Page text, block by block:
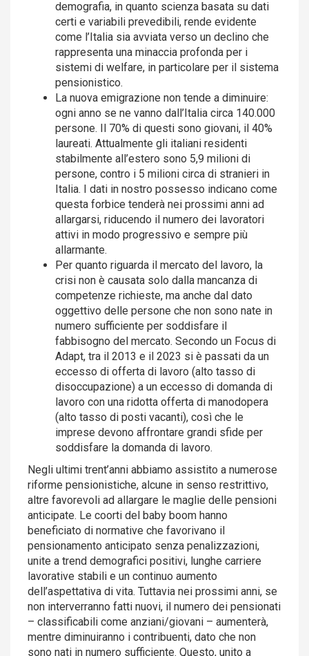
demografia, in quanto scienza basata su dati
certi e variabili prevedibili, rende evidente
come l’Italia sia avviata verso un declino che
rappresenta una minaccia profonda per i
sistemi di welfare, in particolare per il sistema
pensionistico.
La nuova emigrazione non tende a diminuire:
ogni anno se ne vanno dall’Italia circa 140.000
persone. Il 70% di questi sono giovani, il 40%
laureati. Attualmente gli italiani residenti
stabilmente all’estero sono 5,9 milioni di
persone, contro i 5 milioni circa di stranieri in
Italia. I dati in nostro possesso indicano come
questa forbice tenderà nei prossimi anni ad
allargarsi, riducendo il numero dei lavoratori
attivi in modo progressivo e sempre più
allarmante.
Per quanto riguarda il mercato del lavoro, la
crisi non è causata solo dalla mancanza di
competenze richieste, ma anche dal dato
oggettivo delle persone che non sono nate in
numero sufficiente per soddisfare il
fabbisogno del mercato. Secondo un Focus di
Adapt, tra il 2013 e il 2023 si è passati da un
eccesso di offerta di lavoro (alto tasso di
disoccupazione) a un eccesso di domanda di
lavoro con una ridotta offerta di manodopera
(alto tasso di posti vacanti), così che le
imprese devono affrontare grandi sfide per
soddisfare la domanda di lavoro.
Negli ultimi trent’anni abbiamo assistito a numerose
riforme pensionistiche, alcune in senso restrittivo,
altre favorevoli ad allargare le maglie delle pensioni
anticipate. Le coorti del baby boom hanno
beneficiato di normative che favorivano il
pensionamento anticipato senza penalizzazioni,
unite a trend demografici positivi, lunghe carriere
lavorative stabili e un continuo aumento
dell’aspettativa di vita. Tuttavia nei prossimi anni, se
non interverranno fatti nuovi, il numero dei pensionati
– classificabili come anziani/giovani – aumenterà,
mentre diminuiranno i contribuenti, dato che non
sono nati in numero sufficiente. Questo, unito a